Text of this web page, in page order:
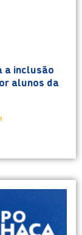
a inclusão
alunos da